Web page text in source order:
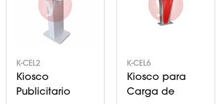
K-CEL2
Kiosco
Publicitario
K-CEL6
Kiosco para
Carga de